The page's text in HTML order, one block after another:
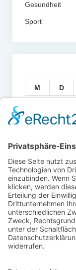
Gesundheit
Sport
M D
3
4
17
18
24
25
31